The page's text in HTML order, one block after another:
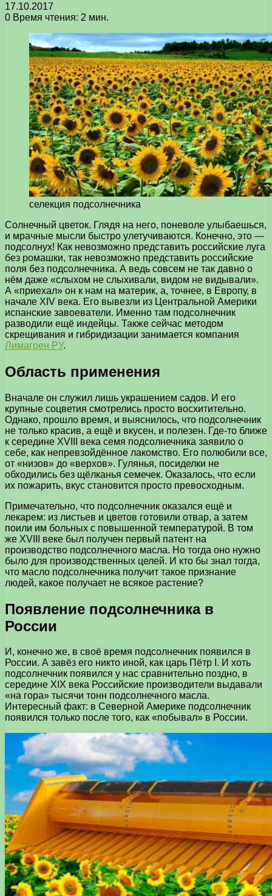
17.10.2017
0 Время чтения: 2 мин.
селекция подсолнечника
Солнечный цветок. Глядя на него, поневоле улыбаешься,
и мрачные мысли быстро улетучиваются. Конечно, это —
подсолнух! Как невозможно представить российские луга
без ромашки, так невозможно представить российские
поля без подсолнечника. А ведь совсем не так давно о
нём даже «слыхом не слыхивали, видом не видывали».
А «приехал» он к нам на материк, а, точнее, в Европу, в
начале XIV века. Его вывезли из Центральной Америки
испанские завоеватели. Именно там подсолнечник
разводили ещё индейцы. Также сейчас методом
скрещивания и гибридизации занимается компания
Лимагрен РУ.
Область применения
Вначале он служил лишь украшением садов. И его
крупные соцветия смотрелись просто восхитительно.
Однако, прошло время, и выяснилось, что подсолнечник
не только красив, а ещё и вкусен, и полезен. Где-то ближе
к середине XVIII века семя подсолнечника заявило о
себе, как непревзойдённое лакомство. Его полюбили все,
от «низов» до «верхов». Гулянья, посиделки не
обходились без щёлканья семечек. Оказалось, что если
их пожарить, вкус становится просто превосходным.
Примечательно, что подсолнечник оказался ещё и
лекарем: из листьев и цветов готовили отвар, а затем
поили им больных с повышенной температурой. В том
же XVIII веке был получен первый патент на
производство подсолнечного масла. Но тогда оно нужно
было для производственных целей. И кто бы знал тогда,
что масло подсолнечника получит такое признание
людей, какое получает не всякое растение?
Появление подсолнечника в
России
И, конечно же, в своё время подсолнечник появился в
России. А завёз его никто иной, как царь Пётр I. И хоть
подсолнечник появился у нас сравнительно поздно, в
середине XIX века Российские производители выдавали
«на гора» тысячи тонн подсолнечного масла.
Интересный факт: в Северной Америке подсолнечник
появился только после того, как «побывал» в России.